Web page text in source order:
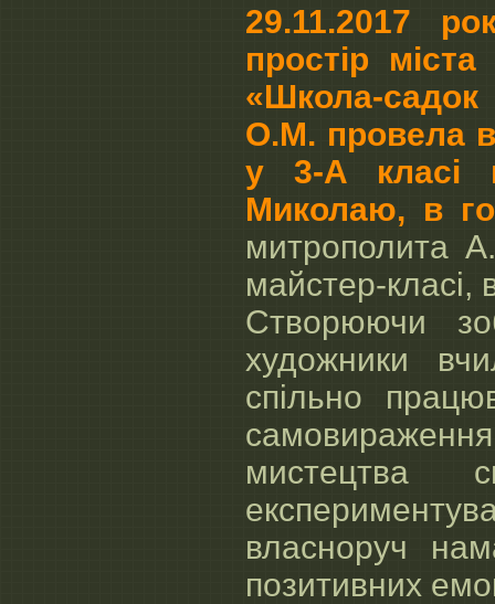
29.11.2017
простір
«Школа-
О.М. провела
у 3-А класі
Миколаю, в
митрополита
майстер-класі,
Створюючи
художники
спільно
мистецтва
власноруч
позитивних